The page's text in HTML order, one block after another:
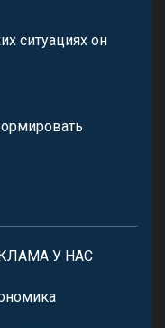
ситуациях он
У НАС